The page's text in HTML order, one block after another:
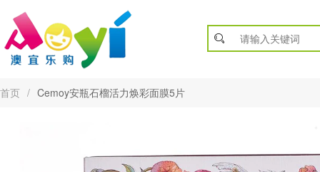
首页 / Cemoy安瓶石榴活力焕彩面膜5片